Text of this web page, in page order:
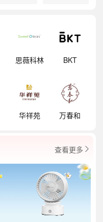
思薇科林 BKT
华祥苑 万春和
查看更多 